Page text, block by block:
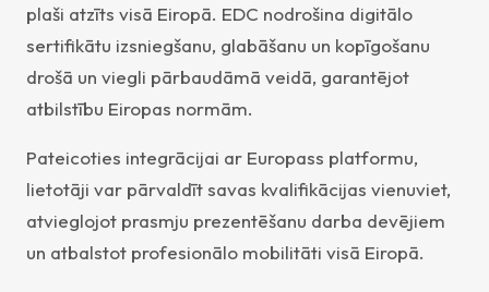
plaši atzīts visā Eiropā. EDC nodrošina digitālo
sertifikātu izsniegšanu, glabāšanu un kopīgošanu
drošā un viegli pārbaudāmā veidā, garantējot
atbilstību Eiropas normām.
Pateicoties integrācijai ar Europass platformu,
lietotāji var pārvaldīt savas kvalifikācijas vienuviet,
atvieglojot prasmju prezentēšanu darba devējiem
un atbalstot profesionālo mobilitāti visā Eiropā.